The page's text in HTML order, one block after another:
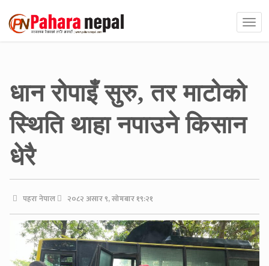
धान रोपाइँ सुरु, तर माटोको
स्थिति थाहा नपाउने किसान
धेरै
पहरा नेपाल २०८२ असार ९, सोमबार १९:२१